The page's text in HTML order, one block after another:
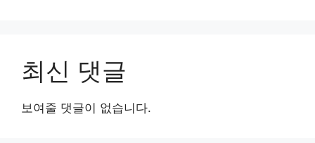
최신 댓글
보여줄 댓글이 없습니다.